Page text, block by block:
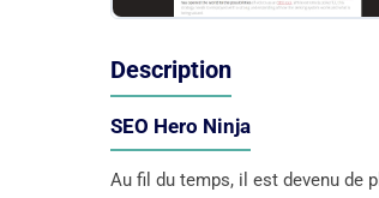
Description
SEO Hero Ninja
Au fil du temps, il est devenu de